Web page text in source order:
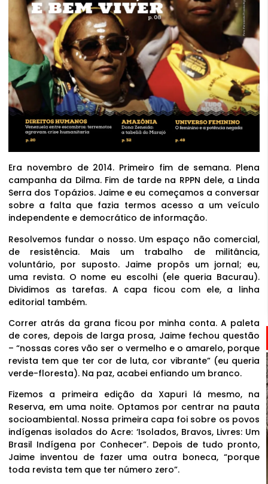
Era novembro de 2014. Primeiro fim de semana. Plena
campanha da Dilma. Fim de tarde na RPPN dele, a Linda
Serra dos Topázios. Jaime e eu começamos a conversar
sobre a falta que fazia termos acesso a um veículo
independente e democrático de informação.
Resolvemos fundar o nosso. Um espaço não comercial,
de resistência. Mais um trabalho de militância,
voluntário, por suposto. Jaime propôs um jornal; eu,
uma revista. O nome eu escolhi (ele queria Bacurau).
Dividimos as tarefas. A capa ficou com ele, a linha
editorial também.
Correr atrás da grana ficou por minha conta. A paleta
de cores, depois de larga prosa, Jaime fechou questão
– “nossas cores vão ser o vermelho e o amarelo, porque
revista tem que ter cor de luta, cor vibrante” (eu queria
verde-floresta). Na paz, acabei enfiando um branco.
Fizemos a primeira edição da Xapuri lá mesmo, na
Reserva, em uma noite. Optamos por centrar na pauta
socioambiental. Nossa primeira capa foi sobre os povos
indígenas isolados do Acre: ‘Isolados, Bravos, Livres: Um
Brasil Indígena por Conhecer”. Depois de tudo pronto,
Jaime inventou de fazer uma outra boneca, “porque
toda revista tem que ter número zero”.